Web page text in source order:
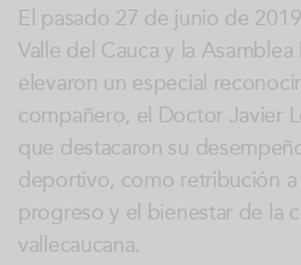
El pasado 27 de junio de
Valle del Cauca y la
elevaron un especial
compañero, el Doctor Javier
que destacaron su
deportivo, como retribución
progreso y el bienestar de la
vallecaucana.